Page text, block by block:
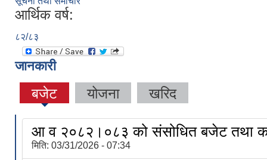
आर्थिक वर्ष:
८२/८३
जानकारी
बजेट योजना खरिद
आ व २०८२।०८३ को संसोधित बजेट तथा
मिति: 03/31/2026 - 07:34